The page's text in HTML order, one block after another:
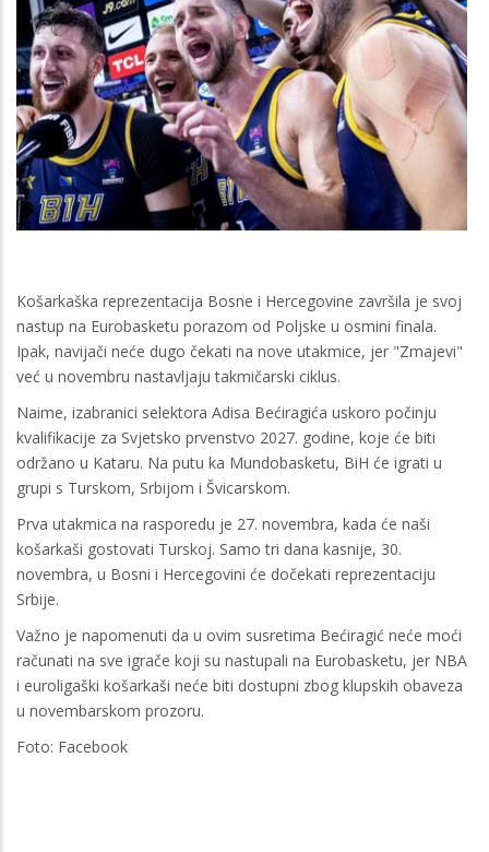
Košarkaška reprezentacija Bosne i Hercegovine završila je svoj
nastup na Eurobasketu porazom od Poljske u osmini finala.
Ipak, navijači neće dugo čekati na nove utakmice, jer "Zmajevi"
već u novembru nastavljaju takmičarski ciklus.
Naime, izabranici selektora Adisa Bećiragića uskoro počinju
kvalifikacije za Svjetsko prvenstvo 2027. godine, koje će biti
održano u Kataru. Na putu ka Mundobasketu, BiH će igrati u
grupi s Turskom, Srbijom i Švicarskom.
Prva utakmica na rasporedu je 27. novembra, kada će naši
košarkaši gostovati Turskoj. Samo tri dana kasnije, 30.
novembra, u Bosni i Hercegovini će dočekati reprezentaciju
Srbije.
Važno je napomenuti da u ovim susretima Bećiragić neće moći
računati na sve igrače koji su nastupali na Eurobasketu, jer NBA
i euroligaški košarkaši neće biti dostupni zbog klupskih obaveza
u novembarskom prozoru.
Foto: Facebook